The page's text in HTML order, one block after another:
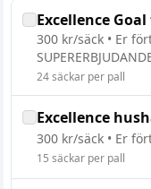
Excellence
300 kr/säck • Er
24säckar per pall
Excellence
300 kr/säck • Er
15 säckar per pall